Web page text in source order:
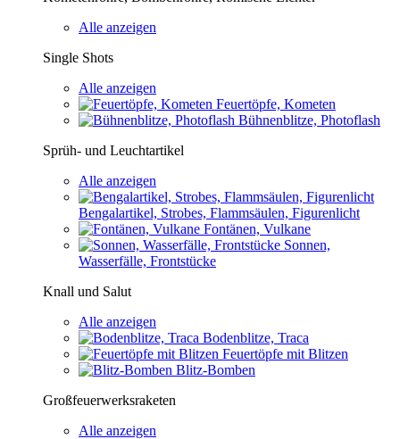
Alle anzeigen
Single Shots
Alle anzeigen
Feuertöpfe, Kometen
Bühnenblitze, Photoflash
Sprüh- und Leuchtartikel
Alle anzeigen
Bengalartikel, Strobes, Flammsäulen, Figurenlicht
Fontänen, Vulkane
Sonnen,
Wasserfälle, Frontstücke
Knall und Salut
Alle anzeigen
Bodenblitze, Traca
Feuertöpfe mit Blitzen
Blitz-Bomben
Großfeuerwerksraketen
Alle anzeigen